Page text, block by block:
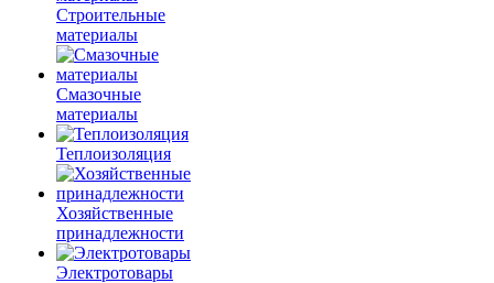
Строительные
материалы
Смазочные
материалы
Теплоизоляция
Хозяйственные
принадлежности
Электротовары